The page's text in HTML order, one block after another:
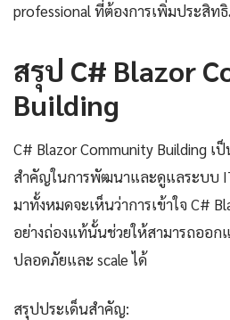
professional ที่ต้องการเพิ่มประสิท
สรุป C# Blazor
Building
C# Blazor Community Building
สำคัญในการพัฒนาและดูแลระบบ
มาทั้งหมดจะเห็นว่าการเข้าใจ C#
อย่างถ่องแท้นั้นช่วยให้สามารถออ
ปลอดภัยและ scale ได้
สรุปประเด็นสำคัญ: